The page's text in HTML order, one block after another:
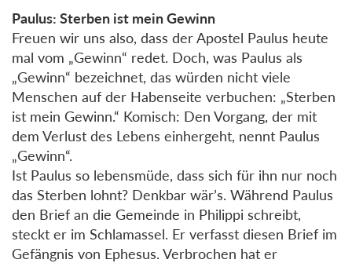
Paulus: Sterben ist mein Gewinn
Freuen wir uns also, dass der Apostel Paulus heute
mal vom „Gewinn“ redet. Doch, was Paulus als
„Gewinn“ bezeichnet, das würden nicht viele
Menschen auf der Habenseite verbuchen: „Sterben
ist mein Gewinn.“ Komisch: Den Vorgang, der mit
dem Verlust des Lebens einhergeht, nennt Paulus
„Gewinn“.
Ist Paulus so lebensmüde, dass sich für ihn nur noch
das Sterben lohnt? Denkbar wär’s. Während Paulus
den Brief an die Gemeinde in Philippi schreibt,
steckt er im Schlamassel. Er verfasst diesen Brief im
Gefängnis von Ephesus. Verbrochen hat er